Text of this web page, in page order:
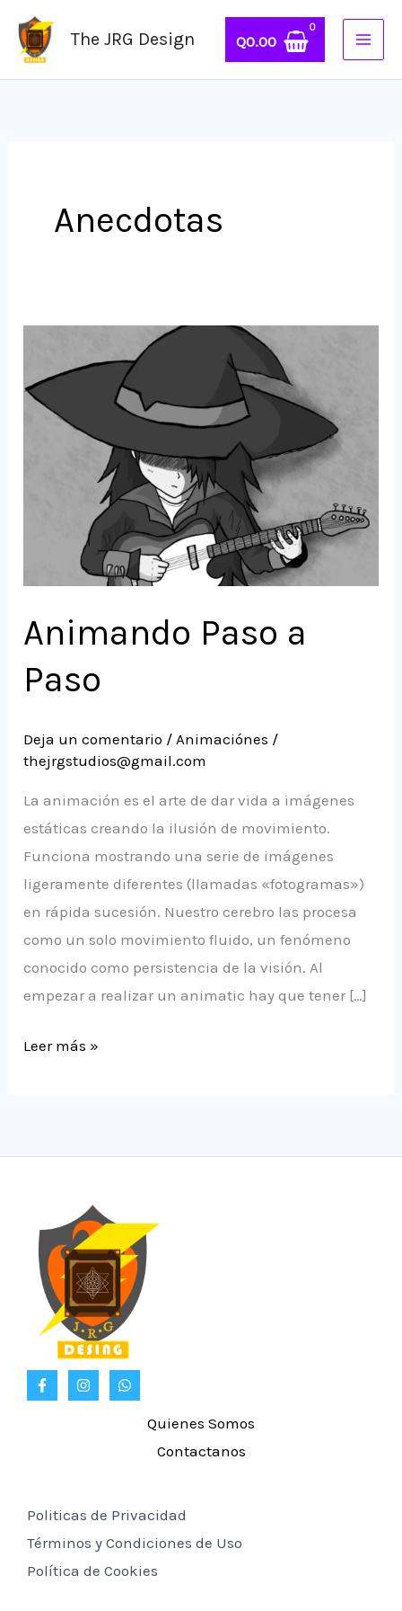
contenido
The JRG Design Q0.00
Anecdotas
Animando Paso a
Paso
Deja un comentario / Animaciónes /
thejrgstudios@gmail.com
La animación es el arte de dar vida a imágenes
estáticas creando la ilusión de movimiento.
Funciona mostrando una serie de imágenes
ligeramente diferentes (llamadas «fotogramas»)
en rápida sucesión. Nuestro cerebro las procesa
como un solo movimiento fluido, un fenómeno
conocido como persistencia de la visión. Al
empezar a realizar un animatic hay que tener […]
a
Leer más »
Quienes Somos
Contactanos
Politicas de Privacidad
Términos y Condiciones de Uso
Política de Cookies